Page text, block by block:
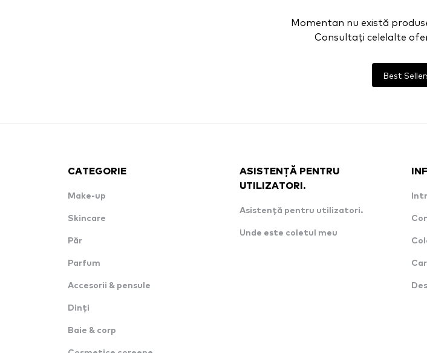
Momentan nu există
Consultați celelalte
Best
CATEGORIE
Make-up
Skincare
Păr
Parfum
Accesorii & pensule
Dinți
Baie & corp
ASISTENȚĂ PENTRU
UTILIZATORI.
Asistență pentru utilizatori.
Unde este coletul meu